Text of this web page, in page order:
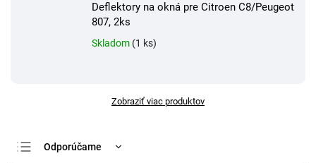
Deflektory na okná pre Citroen C8/Peugeot
807, 2ks
Skladom (1 ks)
Zobraziť viac produktov
Odporúčame